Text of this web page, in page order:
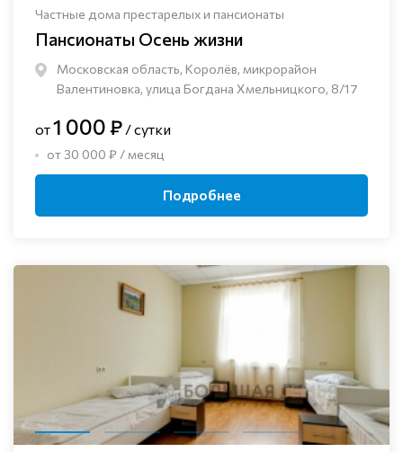
Частные дома престарелых и пансионаты
Пансионаты Осень жизни
Московская область, Королёв, микрорайон
Валентиновка, улица Богдана Хмельницкого, 8/17
от1 000 ₽ / сутки
от 30 000 ₽ / месяц
Подробнее